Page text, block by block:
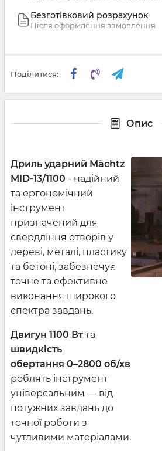
Безготівковий розрахунок
Після оформлення замовлення
Поділитися:
Опис
Дриль ударний Mächtz
MID-13/1100 - надійний
та ергономічний
інструмент
призначений для
свердління отворів у
дереві, металі, пластику
та бетоні, забезпечує
точне та ефективне
виконання широкого
спектра завдань.
Двигун 1100 Втта
швидкість
обертання 0–2800 об/хв
роблять інструмент
універсальним — від
потужних завдань до
точної роботи з
чутливими матеріалами.